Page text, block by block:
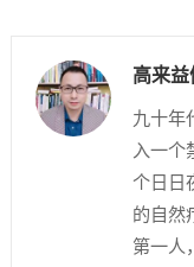
高来益
九十年
入一个
个日日
的自然
第一人